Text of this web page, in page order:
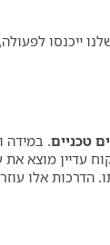
ייכנסו
טכניים. במידה
עדיין מוצא את
הדרכות אלו